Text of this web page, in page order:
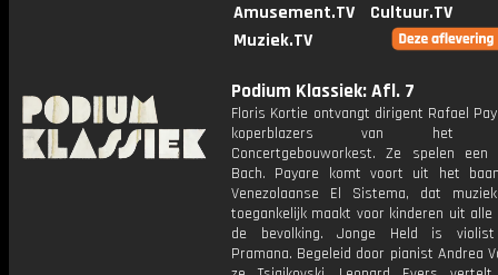
Amusement.TV
Cultuur.TV
Muziek.TV
Podium Klassiek: Afl. 7
Floris Kortie ontvangt dirigent Rafael
koperblazers van het
Concertgebouworkest. Ze spelen
Bach. Payare komt voort uit het
Venezolaanse El Sistema, dat
toegankelijk maakt voor kinderen uit alle
de bevolking. Jonge Held is violist
Pramana. Begeleid door pianist Andrea